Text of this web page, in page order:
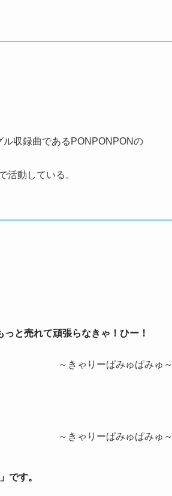
ル収録曲であるPONPONPONの
活動している。
と売れて頑張らなきゃ！ひー！
～きゃりーぱみゅぱみゅ～
～きゃりーぱみゅぱみゅ～
です。